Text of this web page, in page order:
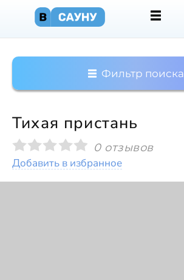
Фильтр поиска
Тихая пристань
0 отзывов
Добавить в избранное